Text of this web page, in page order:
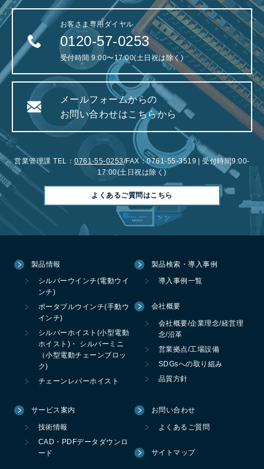
お客さま専用ダイヤル
0120-57-0253
受付時間 9:00〜17:00(土日祝は除く)
メールフォームからの
お問い合わせはこちらから
営業管理課 TEL：0761-55-0253/FAX：0761-55-3519 | 受付時間9:00-
17:00(土日祝は除く)
よくあるご質問はこちら
製品情報
シルバーウインチ(電動ウイ
ンチ)
ポータブルウインチ(手動ウ
インチ)
シルバーホイスト(小型電動
ホイスト)・ シルバーミニ
（小型電動チェーンブロッ
ク)
チェーンレバーホイスト
製品検索・導入事例
導入事例一覧
会社概要
会社概要/企業理念/経営理
念/沿革
営業拠点/工場設備
SDGsへの取り組み
品質方針
サービス案内
技術情報
CAD・PDFデータダウンロ
ード
お問い合わせ
よくあるご質問
サイトマップ